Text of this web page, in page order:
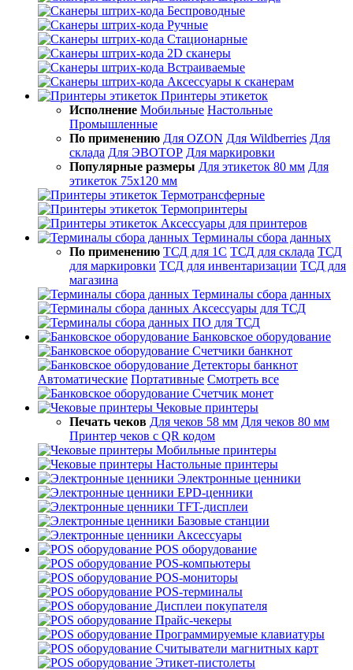
Беспроводные
Ручные
Стационарные
2D сканеры
Встраиваемые
Аксессуары к сканерам
Принтеры этикеток
Исполнение Мобильные Настольные
Промышленные
По применению Для OZON Для Wildberries Для
склада Для ЭВОТОР Для маркировки
Популярные размеры Для этикеток 80 мм Для
этикеток 75х120 мм
Термотрансферные
Термопринтеры
Аксессуары для принтеров
Терминалы сбора данных
По применению ТСД для 1С ТСД для склада ТСД
для маркировки ТСД для инвентаризации ТСД для
магазина
Терминалы сбора данных
Аксессуары для ТСД
ПО для ТСД
Банковское оборудование
Счетчики банкнот
Детекторы банкнот
Автоматические Портативные Смотреть все
Счетчик монет
Чековые принтеры
Печать чеков Для чеков 58 мм Для чеков 80 мм
Принтер чеков с QR кодом
Мобильные принтеры
Настольные принтеры
Электронные ценники
EPD-ценники
TFT-дисплеи
Базовые станции
Аксессуары
POS оборудование
POS-компьютеры
POS-мониторы
POS-терминалы
Дисплеи покупателя
Прайс-чекеры
Программируемые клавиатуры
Считыватели магнитных карт
Этикет-пистолеты